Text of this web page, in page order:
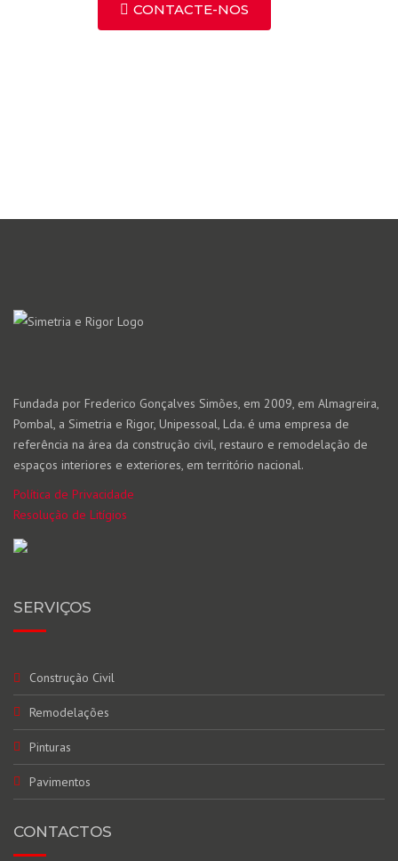
CONTACTE-NOS
Fundada por Frederico Gonçalves Simões, em 2009, em Almagreira,
Pombal, a Simetria e Rigor, Unipessoal, Lda. é uma empresa de
referência na área da construção civil, restauro e remodelação de
espaços interiores e exteriores, em território nacional.
Política de Privacidade
Resolução de Litígios
SERVIÇOS
Construção Civil
Remodelações
Pinturas
Pavimentos
CONTACTOS